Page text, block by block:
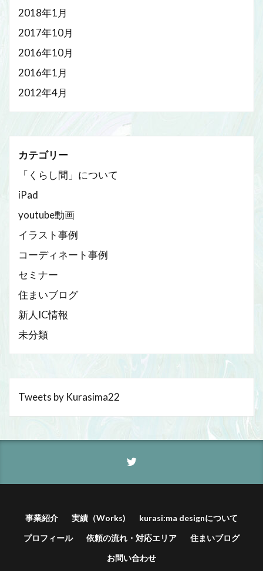
2018年1月
2017年10月
2016年10月
2016年1月
2012年4月
カテゴリー
「くらし間」について
iPad
youtube動画
イラスト事例
コーディネート事例
セミナー
住まいブログ
新人IC情報
未分類
Tweets by Kurasima22
事業紹介 実績（Works)
kurasi:ma designについて
プロフィール
依頼の流れ・対応エリア
住まいブログ
お問い合わせ